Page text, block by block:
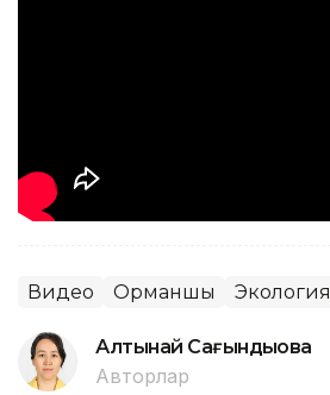
Видео Орманшы Экология
Алтынай Сағындықова
Авторлар